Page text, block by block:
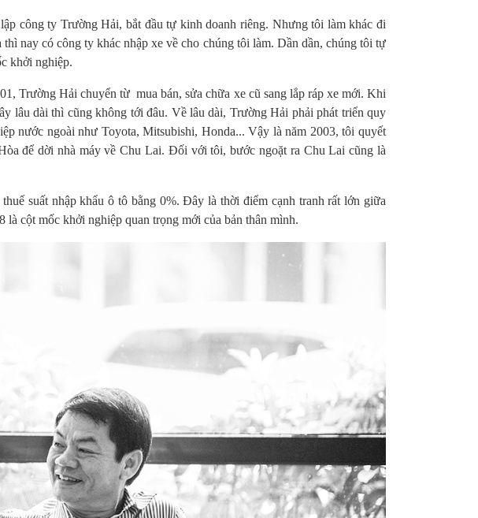
công ty Trường Hải, bắt đầu tự kinh doanh riêng. Nhưng tôi làm khác đi
nay có công ty khác nhập xe về cho chúng tôi làm. Dần dần, chúng tôi tự
khởi nghiệp.
Trường Hải chuyển từ mua bán, sửa chữa xe cũ sang lắp ráp xe mới. Khi
lâu dài thì cũng không tới đâu. Về lâu dài, Trường Hải phải phát triển quy
nước ngoài như Toyota, Mitsubishi, Honda... Vậy là năm 2003, tôi quyết
để dời nhà máy về Chu Lai. Đối với tôi, bước ngoặt ra Chu Lai cũng là
suất nhập khẩu ô tô bằng 0%. Đây là thời điểm cạnh tranh rất lớn giữa
cột mốc khởi nghiệp quan trọng mới của bản thân mình.